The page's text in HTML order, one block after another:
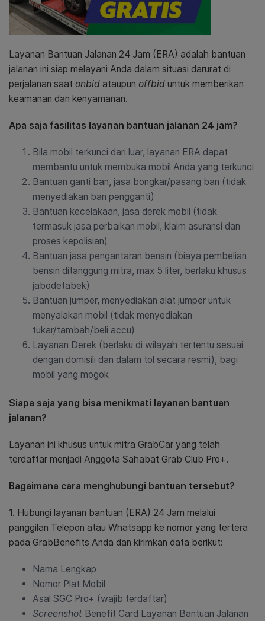
Layanan Bantuan Jalanan 24 Jam (ERA) adalah bantuan
jalanan ini siap melayani Anda dalam situasi darurat di
perjalanan saat onbid ataupun offbid untuk memberikan
keamanan dan kenyamanan.
Apa saja fasilitas layanan bantuan jalanan 24 jam?
Bila mobil terkunci dari luar, layanan ERA dapat
membantu untuk membuka mobil Anda yang terkunci
Bantuan ganti ban, jasa bongkar/pasang ban (tidak
menyediakan ban pengganti)
Bantuan kecelakaan, jasa derek mobil (tidak
termasuk jasa perbaikan mobil, klaim asuransi dan
proses kepolisian)
Bantuan jasa pengantaran bensin (biaya pembelian
bensin ditanggung mitra, max 5 liter, berlaku khusus
jabodetabek)
Bantuan jumper, menyediakan alat jumper untuk
menyalakan mobil (tidak menyediakan
tukar/tambah/beli accu)
Layanan Derek (berlaku di wilayah tertentu sesuai
dengan domisili dan dalam tol secara resmi), bagi
mobil yang mogok
Siapa saja yang bisa menikmati layanan bantuan
jalanan?
Layanan ini khusus untuk mitra GrabCar yang telah
terdaftar menjadi Anggota Sahabat Grab Club Pro+.
Bagaimana cara menghubungi bantuan tersebut?
1. Hubungi layanan bantuan (ERA) 24 Jam melalui
panggilan Telepon atau Whatsapp ke nomor yang tertera
pada GrabBenefits Anda dan kirimkan data berikut:
Nama Lengkap
Nomor Plat Mobil
Asal SGC Pro+ (wajib terdaftar)
Screenshot Benefit Card Layanan Bantuan Jalanan